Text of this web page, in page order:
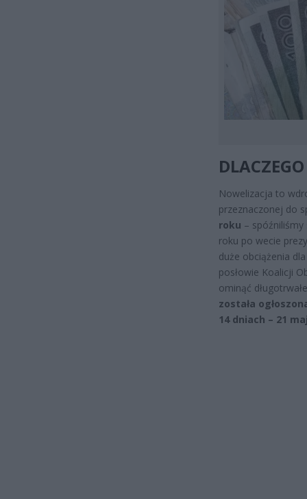
Nowelizacja to
przeznaczonej do
roku –
roku po wecie
duże obciążenia
posłowie Koalicji
ominąć
została
14 dniach – 21